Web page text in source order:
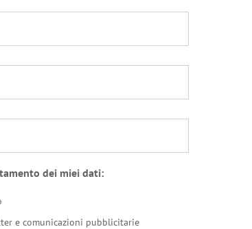
dei miei dati:
e comunicazioni pubblicitarie